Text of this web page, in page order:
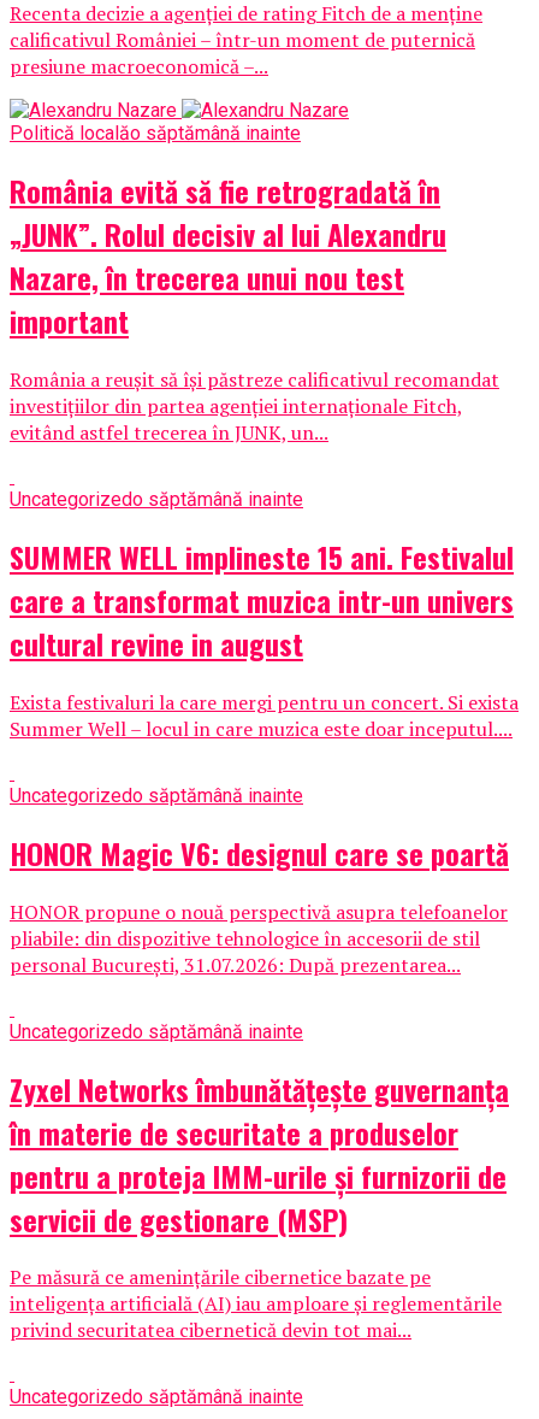
Recenta decizie a agenției de rating Fitch de a menține
calificativul României – într-un moment de puternică
presiune macroeconomică –...
Politică localăo săptămână inainte
România evită să fie retrogradată în
„JUNK”. Rolul decisiv al lui Alexandru
Nazare, în trecerea unui nou test
important
România a reușit să își păstreze calificativul recomandat
investițiilor din partea agenției internaționale Fitch,
evitând astfel trecerea în JUNK, un...
Uncategorizedo săptămână inainte
SUMMER WELL implineste 15 ani. Festivalul
care a transformat muzica intr-un univers
cultural revine in august
Exista festivaluri la care mergi pentru un concert. Si exista
Summer Well – locul in care muzica este doar inceputul....
Uncategorizedo săptămână inainte
HONOR Magic V6: designul care se poartă
HONOR propune o nouă perspectivă asupra telefoanelor
pliabile: din dispozitive tehnologice în accesorii de stil
personal București, 31.07.2026: După prezentarea...
Uncategorizedo săptămână inainte
Zyxel Networks îmbunătățește guvernanța
în materie de securitate a produselor
pentru a proteja IMM-urile și furnizorii de
servicii de gestionare (MSP)
Pe măsură ce amenințările cibernetice bazate pe
inteligența artificială (AI) iau amploare și reglementările
privind securitatea cibernetică devin tot mai...
Uncategorizedo săptămână inainte